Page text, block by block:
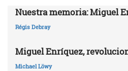
Nuestra memoria: Miguel
Régis Debray
Miguel Enríquez,
Michael Löwy